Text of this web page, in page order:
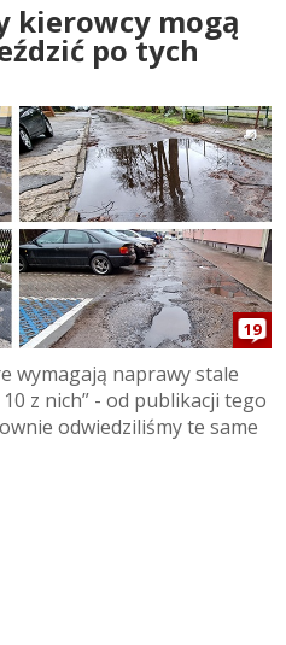
kierowcy mogą
po tych
19
wymagają naprawy stale
z nich” - od publikacji tego
odwiedziliśmy te same